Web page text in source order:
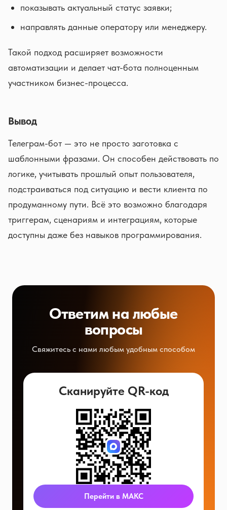
показывать актуальный статус заявки;
направлять данные оператору или менеджеру.
Такой подход расширяет возможности
автоматизации и делает чат-бота полноценным
участником бизнес-процесса.
Вывод
Телеграм-бот — это не просто заготовка с
шаблонными фразами. Он способен действовать по
логике, учитывать прошлый опыт пользователя,
подстраиваться под ситуацию и вести клиента по
продуманному пути. Всё это возможно благодаря
триггерам, сценариям и интеграциям, которые
доступны даже без навыков программирования.
Ответим на любые
вопросы
Свяжитесь с нами любым удобным способом
Сканируйте QR-код
Перейти в МАКС